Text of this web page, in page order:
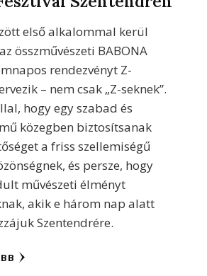
első alkalommal kerül
összművészeti BABONA
rendezvényt Z-
– nem csak „Z-seknek”.
hogy egy szabad és
közegben biztosítsanak
a friss szellemiségű
és persze, hogy
művészeti élményt
akik e három nap alatt
Szentendrére.